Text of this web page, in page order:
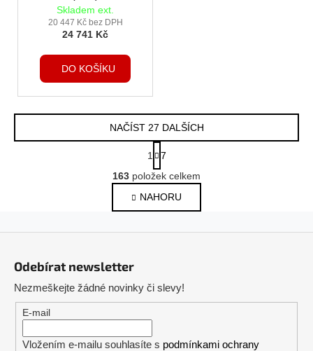
Skladem ext.
20 447 Kč bez DPH
24 741 Kč
DO KOŠÍKU
O
v
l
á
d
p
r
k
NAČÍST 27 DALŠÍCH
S
t
r
á
n
k
1
7
163 položek celkem
NAHORU
Odebírat newsletter
Nezmeškejte žádné novinky či slevy!
E-mail
Vložením e-mailu souhlasíte s podmínkami ochrany